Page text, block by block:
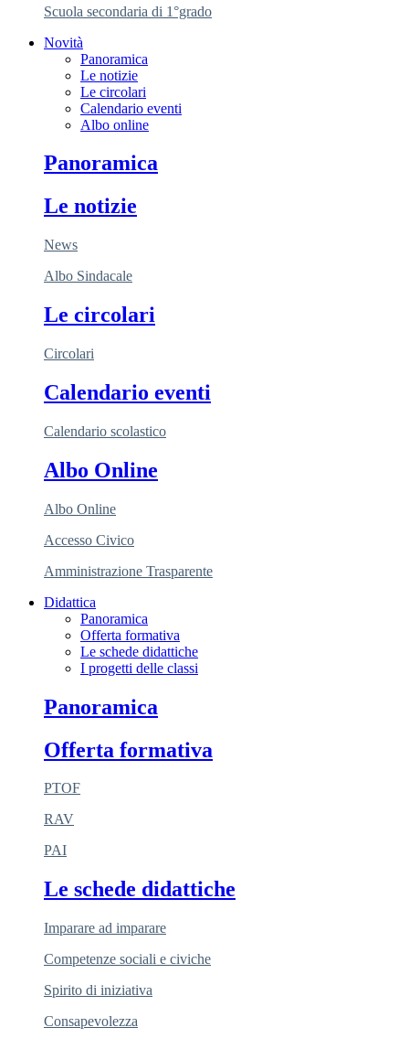
Scuola secondaria di 1°grado
Novità
Panoramica
Le notizie
Le circolari
Calendario eventi
Albo online
Panoramica
Le notizie
News
Albo Sindacale
Le circolari
Circolari
Calendario eventi
Calendario scolastico
Albo Online
Albo Online
Accesso Civico
Amministrazione Trasparente
Didattica
Panoramica
Offerta formativa
Le schede didattiche
I progetti delle classi
Panoramica
Offerta formativa
PTOF
RAV
PAI
Le schede didattiche
Imparare ad imparare
Competenze sociali e civiche
Spirito di iniziativa
Consapevolezza